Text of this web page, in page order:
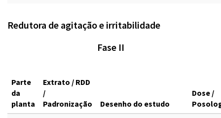
Redutora de agitação e irritabilidade
Fase II
Parte
da
planta
Extrato / RDD
/
Padronização
Desenho do estudo
Dose /